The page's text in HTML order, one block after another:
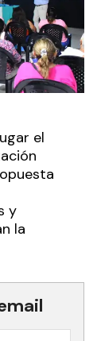
el
y
la